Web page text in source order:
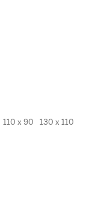
110 x 90 130 x 110